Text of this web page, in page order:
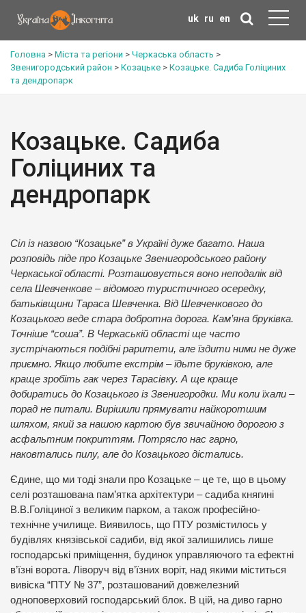
uk ru en
Головна > Міста та регіони > Черкаська область >
Звенигородський район > Козацьке > Козацьке. Садиба Голіциних
та дендропарк
Козацьке. Садиба
Голіциних та
дендропарк
Сіл із назвою “Козацьке” в Україні дуже багато. Наша
розповідь піде про Козацьке Звенигородського району
Черкаської області. Розташовується воно неподалік від
села Шевченкове – відомого туристичного осередку,
батьківщини Тараса Шевченка. Від Шевченкового до
Козацького веде стара добротна дорога. Кам’яна бруківка.
Точніше “соша”. В Черкаській області ще часто
зустрічаються подібні раритети, але їздити ними не дуже
приємно. Якщо любите екстрім – їдьте бруківкою, але
краще зробіть гак через Тарасівку. А ще краще
добиратись до Козацького із Звенигородки. Ми коли їхали –
порад не питали. Вирішили прямувати найкоротшим
шляхом, який за нашою картою був звичайною дорогою з
асфальтним покриттям. Потрясло нас гарно,
наковтались пилу, але до Козацького дістались.
Єдине, що ми тоді знали про Козацьке – це те, що в цьому
селі розташована пам’ятка архітектури – садиба княгині
В.В.Голіциної з великим парком, а також професійно-
технічне училище. Виявилось, що ПТУ розмістилось у
будівлях князівської садиби, від якої залишились лише
господарські приміщення, будинок управляючого та ефектні
в’їзні ворота. Ліворуч від в’їзних воріт, над якими міститься
вивіска “ПТУ № 37”, розташований довжелезний
одноповерховий господарський блок. В цій, на диво гарно